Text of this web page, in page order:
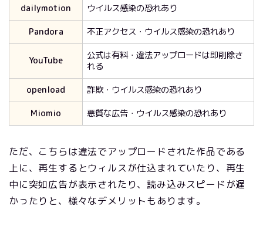
dailymotion
ウイルス感染の恐れあり
Pandora
不正アクセス・ウイルス感染の恐れあり
YouTube
公式は有料・違法アップロードは即削除さ
れる
openload
詐欺・ウイルス感染の恐れあり
Miomio
悪質な広告・ウイルス感染の恐れあり
ただ、こちらは違法でアップロードされた作品である
上に、再生するとウィルスが仕込まれていたり、再生
中に突如広告が表示されたり、読み込みスピードが遅
かったりと、様々なデメリットもあります。